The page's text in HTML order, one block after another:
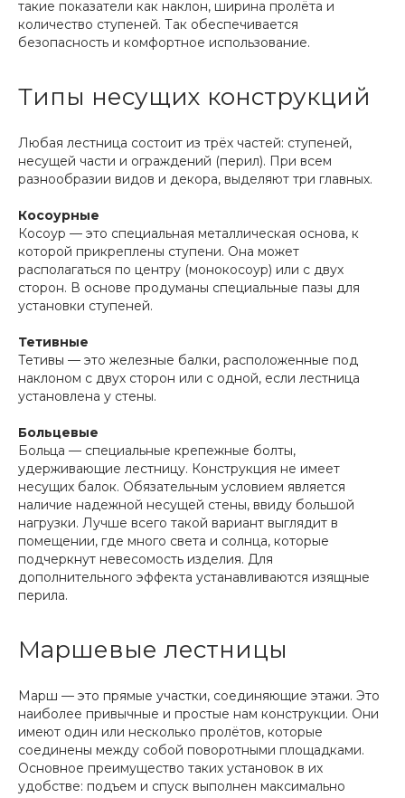
такие показатели как наклон, ширина пролёта и
количество ступеней. Так обеспечивается
безопасность и комфортное использование.
Типы несущих конструкций
Любая лестница состоит из трёх частей: ступеней,
несущей части и ограждений (перил). При всем
разнообразии видов и декора, выделяют три главных.
Косоурные
Косоур — это специальная металлическая основа, к
которой прикреплены ступени. Она может
располагаться по центру (монокосоур) или с двух
сторон. В основе продуманы специальные пазы для
установки ступеней.
Тетивные
Тетивы — это железные балки, расположенные под
наклоном с двух сторон или с одной, если лестница
установлена у стены.
Больцевые
Больца — специальные крепежные болты,
удерживающие лестницу. Конструкция не имеет
несущих балок. Обязательным условием является
наличие надежной несущей стены, ввиду большой
нагрузки. Лучше всего такой вариант выглядит в
помещении, где много света и солнца, которые
подчеркнут невесомость изделия. Для
дополнительного эффекта устанавливаются изящные
перила.
Маршевые лестницы
Марш — это прямые участки, соединяющие этажи. Это
наиболее привычные и простые нам конструкции. Они
имеют один или несколько пролётов, которые
соединены между собой поворотными площадками.
Основное преимущество таких установок в их
удобстве: подъем и спуск выполнен максимально